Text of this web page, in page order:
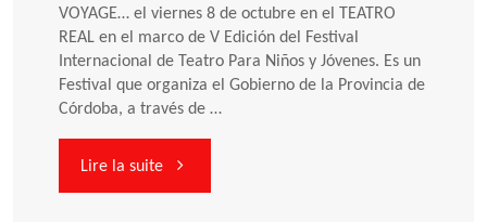
VOYAGE… el viernes 8 de octubre en el TEATRO
REAL en el marco de V Edición del Festival
Internacional de Teatro Para Niños y Jóvenes. Es un
Festival que organiza el Gobierno de la Provincia de
Córdoba, a través de …
Lire la suite"« VOYAGE… »